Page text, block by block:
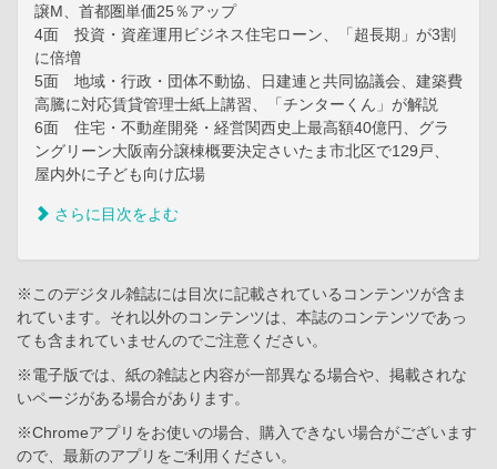
譲M、首都圏単価25％アップ
4面 投資・資産運用ビジネス住宅ローン、「超長期」が3割
に倍増
5面 地域・行政・団体不動協、日建連と共同協議会、建築費
高騰に対応賃貸管理士紙上講習、「チンターくん」が解説
6面 住宅・不動産開発・経営関西史上最高額40億円、グラ
ングリーン大阪南分譲棟概要決定さいたま市北区で129戸、
屋内外に子ども向け広場
さらに目次をよむ
※このデジタル雑誌には目次に記載されているコンテンツが含ま
れています。それ以外のコンテンツは、本誌のコンテンツであっ
ても含まれていませんのでご注意ください。
※電子版では、紙の雑誌と内容が一部異なる場合や、掲載されな
いページがある場合があります。
※Chromeアプリをお使いの場合、購入できない場合がございます
ので、最新のアプリをご利用ください。